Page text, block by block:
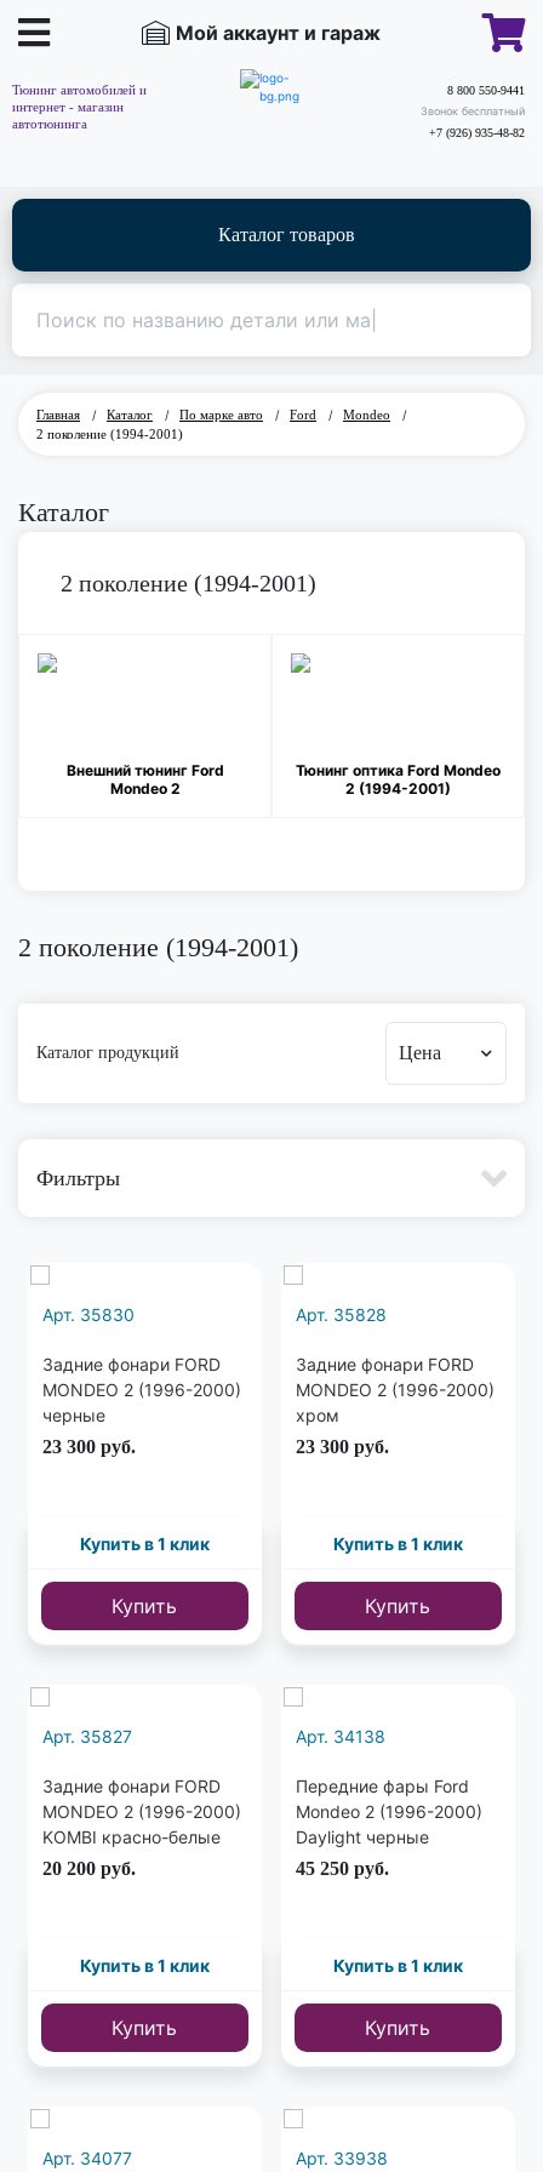
Мой аккаунт и гараж
Тюнинг автомобилей и
интернет - магазин
автотюнинга
8 800 550-9441
Звонок бесплатный
+7 (926) 935-48-82
Каталог товаров
Главная / Каталог / По марке авто / Ford / Mondeo
/
2 поколение (1994-2001)
Каталог
2 поколение (1994-2001)
Внешний тюнинг Ford
Mondeo 2
Тюнинг оптика Ford Mondeo
2 (1994-2001)
2 поколение (1994-2001)
Каталог продукций Цена
Фильтры
Арт. 35830
Задние фонари FORD
MONDEO 2 (1996-2000)
черные
23 300 руб.
Купить в 1 клик
Купить
Арт. 35828
Задние фонари FORD
MONDEO 2 (1996-2000)
хром
23 300 руб.
Купить в 1 клик
Купить
Арт. 35827
Задние фонари FORD
MONDEO 2 (1996-2000)
KOMBI красно-белые
20 200 руб.
Купить в 1 клик
Купить
Арт. 34138
Передние фары Ford
Mondeo 2 (1996-2000)
Daylight черные
45 250 руб.
Купить в 1 клик
Купить
Арт. 34077 Арт. 33938